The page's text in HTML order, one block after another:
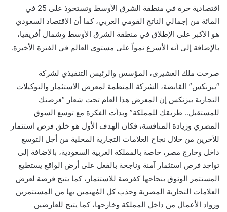
اقتصادية حرة في منطقة الشرق الأوسط وتستحوذ على 25 في
المائة من إجمالي الناتج القومي العربي، كما أن الاقتصاد السعودي
هو الأكبر على الإطلاق في منطقة الشرق الأوسط وشمال أفريقيا،
بالإضافة إلى أنه الأسرع نمواً على مستوى العالم في الفترة الأخيرة.
صرحت ملك العشيرى، المؤسس والرئيس التنفيذي لشركة
“بيزنكس” القابضة، الشركة المنظمة لمعرض الاستثمار والتوكيلات
التجارية بيزنكس إن المعرض هذا العام تحت شعار “فرصتك
للمستقبل.. طريقك للمملكة” وبدأت الفكرة مع توسع السوق
المصري وزيادة المنافسة، فكان الهدف الأول هو خلق فرص استثمار
للآخرين من خلال نجاح العلامات التجارية المحلية من أجل التوسع
داخل وخارج مصر، خاصة بالمملكة العربية السعودية، بالإضافة إلى
تواجد فرص استثمار آمنة وناجحة بالفعل على أرض الواقع يستطيع
المستثمر الوثوق بنجاحها كفرصة للاستثمار، كما يتيح فرصة لعرض
العلامات التجارية المصرية وجذب كل المُهتمين بها من المستثمرين
ورواد الأعمال من داخل المملكة وخارجها، كما يتيح للعارضين